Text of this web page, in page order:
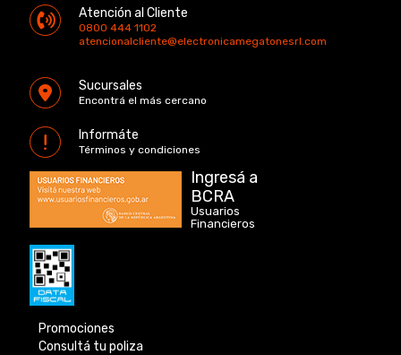
Atención al Cliente
0800 444 1102
atencionalcliente@electronicamegatonesrl.com
Sucursales
Encontrá el más cercano
Informáte
Términos y condiciones
Ingresá a
BCRA
Usuarios
Financieros
Promociones
Consultá tu poliza